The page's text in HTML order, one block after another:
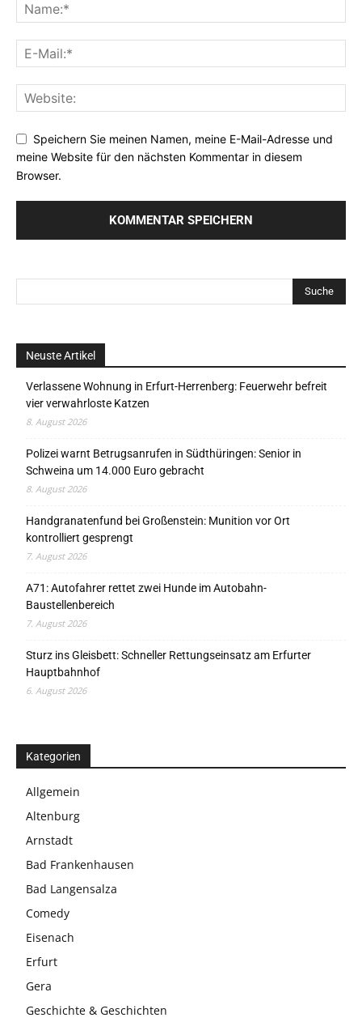
Speichern Sie meinen Namen, meine E-Mail-Adresse und
meine Website für den nächsten Kommentar in diesem
Browser.
Neuste Artikel
Verlassene Wohnung in Erfurt-Herrenberg: Feuerwehr befreit
vier verwahrloste Katzen
8. August 2026
Polizei warnt Betrugsanrufen in Südthüringen: Senior in
Schweina um 14.000 Euro gebracht
8. August 2026
Handgranatenfund bei Großenstein: Munition vor Ort
kontrolliert gesprengt
7. August 2026
A71: Autofahrer rettet zwei Hunde im Autobahn-
Baustellenbereich
7. August 2026
Sturz ins Gleisbett: Schneller Rettungseinsatz am Erfurter
Hauptbahnhof
6. August 2026
Kategorien
Allgemein
Altenburg
Arnstadt
Bad Frankenhausen
Bad Langensalza
Comedy
Eisenach
Erfurt
Gera
Geschichte & Geschichten